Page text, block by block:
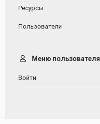
Ресурсы
Пользователи
Меню пользователя
Войти